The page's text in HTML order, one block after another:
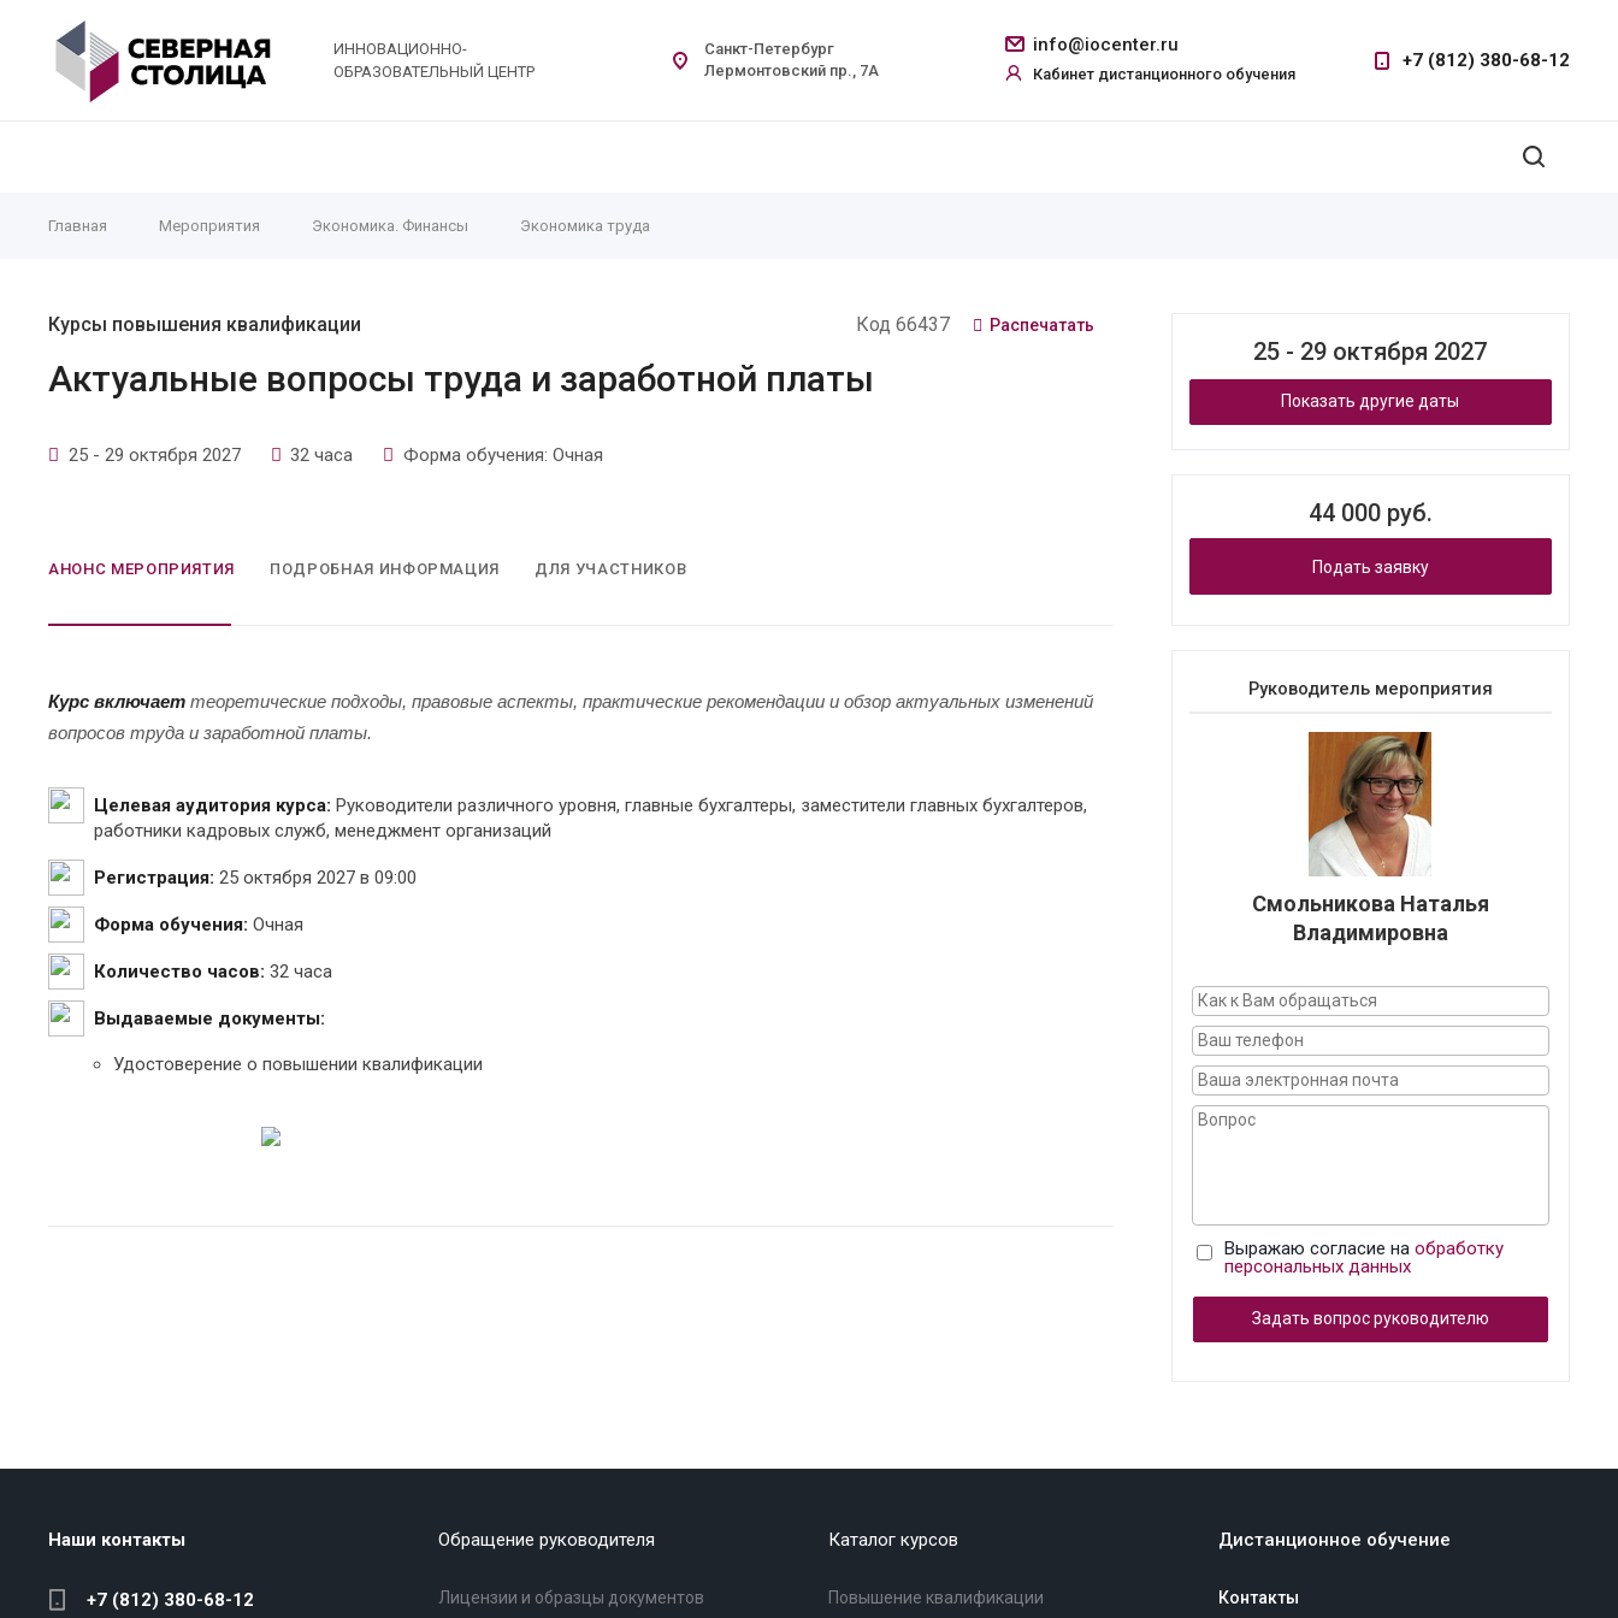
ИННОВАЦИОННО-
ОБРАЗОВАТЕЛЬНЫЙ ЦЕНТР
info@iocenter.ru
Кабинет дистанционного обучения
+7 (812) 380-68-12
Санкт-Петербург
Лермонтовский пр., 7А
Главная Мероприятия Экономика. Финансы Экономика труда
Курсы повышения квалификации Код 66437 Распечатать
Актуальные вопросы труда и заработной платы
25 - 29 октября 2027 32 часа Форма обучения: Очная
АНОНС МЕРОПРИЯТИЯ ПОДРОБНАЯ ИНФОРМАЦИЯ ДЛЯ УЧАСТНИКОВ
Курс включает теоретические подходы, правовые аспекты, практические рекомендации и обзор актуальных изменений
вопросов труда и заработной платы.
Целевая аудитория курса: Руководители различного уровня, главные бухгалтеры, заместители главных бухгалтеров,
работники кадровых служб, менеджмент организаций
Регистрация: 25 октября 2027 в 09:00
Форма обучения: Очная
Количество часов: 32 часа
Выдаваемые документы:
Удостоверение о повышении квалификации
25 - 29 октября 2027
Показать другие даты
44 000 руб.
Подать заявку
Руководитель мероприятия
Смольникова Наталья
Владимировна
Выражаю согласие на обработку
персональных данных
Задать вопрос руководителю
Наши контакты
+7 (812) 380-68-12
Обращение руководителя
Лицензии и образцы документов
Каталог курсов
Повышение квалификации
Дистанционное обучение
Контакты